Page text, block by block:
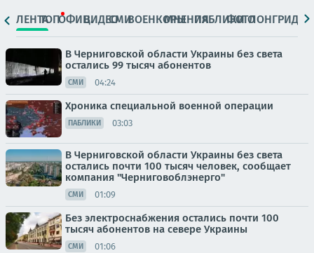
ЛЕНТАТОПОФИЦ.ВИДЕОСМИВОЕНКОРЫМНЕНИЯПАБЛИКИ
ФОТОЛОНГРИДЫ
В Черниговской области Украины без света
остались 99 тысяч абонентов
СМИ 04:24
Хроника специальной военной операции
ПАБЛИКИ 03:03
В Черниговской области Украины без света
остались почти 100 тысяч человек, сообщает
компания "Черниговоблэнерго"
СМИ 01:09
Без электроснабжения остались почти 100
тысяч абонентов на севере Украины
СМИ 01:06